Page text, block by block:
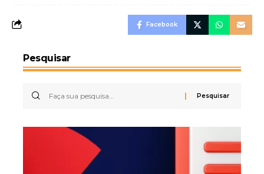
Facebook
Pesquisar